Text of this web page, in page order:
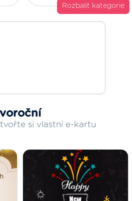
Rozbalit kategorie
si vlastní e-kartu